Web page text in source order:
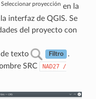
Seleccionar proyección en la
interfaz de QGIS. Se
del proyecto con
de texto Filtro
.
SRC
NAD27 /